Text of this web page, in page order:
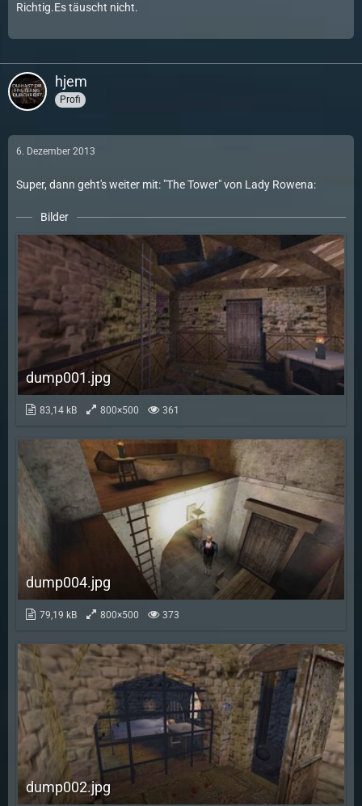
Richtig.Es täuscht nicht.
hjem
Profi
6. Dezember 2013
Super, dann geht's weiter mit: "The Tower" von Lady Rowena:
Bilder
dump001.jpg
83,14 kB 800×500 361
dump004.jpg
79,19 kB 800×500 373
dump002.jpg